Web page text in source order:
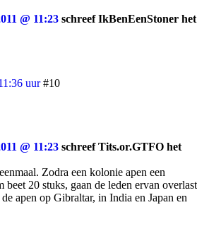
@ 11:23 schreef IkBenEenStoner het
uur #10
@ 11:23 schreef Tits.or.GTFO het
Zodra een kolonie apen een
beet 20 stuks, gaan de leden ervan overlast
apen op Gibraltar, in India en Japan en